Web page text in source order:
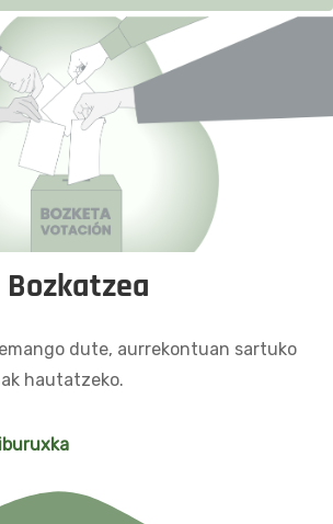
Bozkatzea
dute, aurrekontuan sartuko
hautatzeko.